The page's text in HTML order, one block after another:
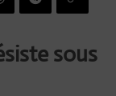
sous